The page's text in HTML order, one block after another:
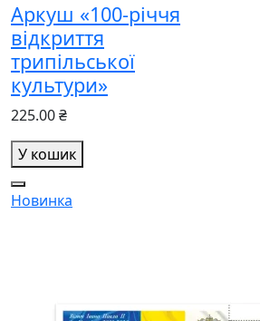
Аркуш «100-річчя
відкриття
трипільської
культури»
225.00 ₴
У кошик
Новинка